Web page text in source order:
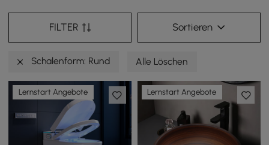
FILTER Sortieren
Schalenform: Rund Alle Löschen
Lernstart Angebote Lernstart Angebote